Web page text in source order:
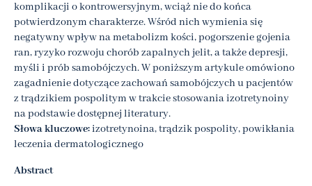
komplikacji o kontrowersyjnym, wciąż nie do końca
potwierdzonym charakterze. Wśród nich wymienia się
negatywny wpływ na metabolizm kości, pogorszenie gojenia
ran, ryzyko rozwoju chorób zapalnych jelit, a także depresji,
myśli i prób samobójczych. W poniższym artykule omówiono
zagadnienie dotyczące zachowań samobójczych u pacjentów
z trądzikiem pospolitym w trakcie stosowania izotretynoiny
na podstawie dostępnej literatury.
Słowa kluczowe:izotretynoina, trądzik pospolity, powikłania
leczenia dermatologicznego
Abstract